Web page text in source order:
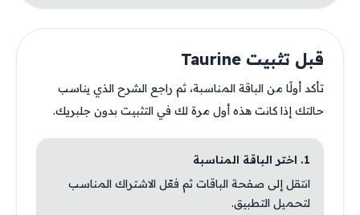
قبل تثبيت Taurine
تأكد أولًا من الباقة المناسبة، ثم راجع الشرح الذي يناسب
حالتك إذا كانت هذه أول مرة لك في التثبيت بدون جلبريك.
1. اختر الباقة المناسبة
انتقل إلى صفحة الباقات ثم فعّل الاشتراك المناسب
لتحميل التطبيق.